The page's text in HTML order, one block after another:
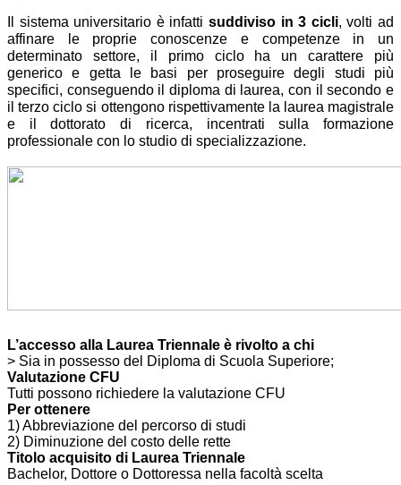
Il sistema universitario è infatti suddiviso in 3 cicli, volti ad
affinare le proprie conoscenze e competenze in un
determinato settore, i l primo ciclo ha un carattere più
generico e getta le basi per proseguire degli studi più
specifici, conseguendo il diploma di laurea, con il secondo e
il terzo ciclo si ottengono rispettivamente la laurea magistrale
e il dottorato di ricerca, incentrati sulla formazione
professionale con lo studio di specializzazione.
L’accesso alla Laurea Triennale è rivolto a chi
> Sia in possesso del Diploma di Scuola Superiore;
Valutazione CFU
Tutti possono richiedere la valutazione CFU
Per ottenere
1) Abbreviazione del percorso di studi
2) Diminuzione del costo delle rette
Titolo acquisito di Laurea Triennale
Bachelor, Dottore o Dottoressa nella facoltà scelta